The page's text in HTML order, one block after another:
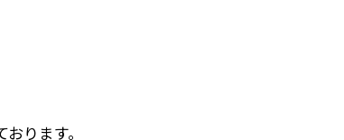
ります。